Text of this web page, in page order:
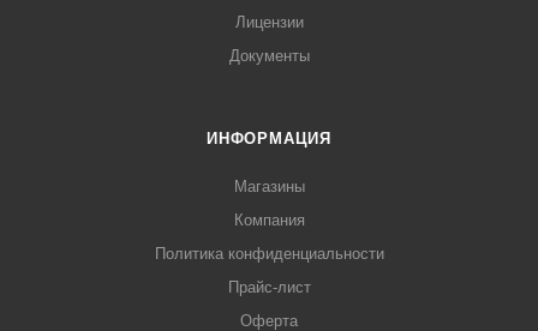
Лицензии
Документы
ИНФОРМАЦИЯ
Магазины
Компания
Политика конфиденциальности
Прайс-лист
Оферта